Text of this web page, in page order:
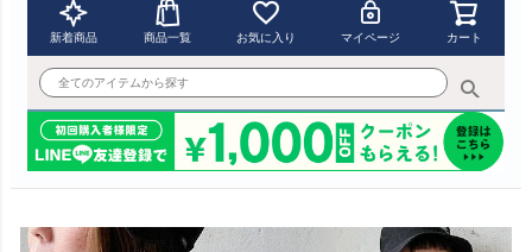
新着商品 商品一覧 お気に入り マイページ カート